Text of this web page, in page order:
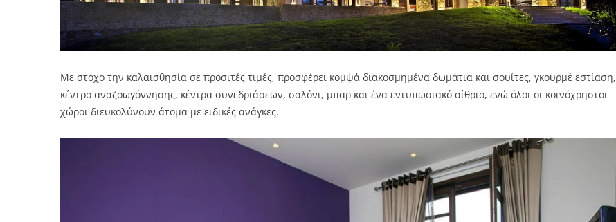
Με στόχο την καλαισθησία σε προσιτές τιμές, προσφέρει κομψά διακοσμημένα δωμάτια και σουίτες, γκουρμέ εστίαση,
κέντρο αναζοωγόννησης, κέντρα συνεδριάσεων, σαλόνι, μπαρ και ένα εντυπωσιακό αίθριο, ενώ όλοι οι κοινόχρηστοι
χώροι διευκολύνουν άτομα με ειδικές ανάγκες.